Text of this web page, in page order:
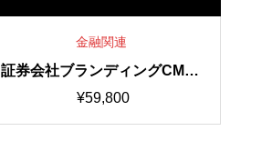
金融関連
証券会社ブランディングCM15
秒動画
¥59,800